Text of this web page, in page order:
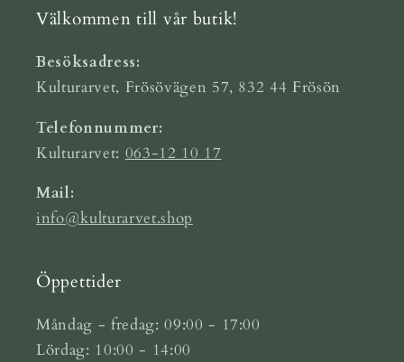
Välkommen till vår butik!
Besöksadress:
Kulturarvet, Frösövägen 57, 832 44 Frösön
Telefonnummer:
Kulturarvet: 063-12 10 17
Mail:
info@kulturarvet.shop
Öppettider
Måndag - fredag: 09:00 - 17:00
Lördag: 10:00 - 14:00